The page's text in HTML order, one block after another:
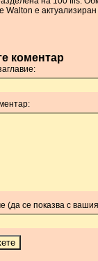
е
коментар
(да се показва с